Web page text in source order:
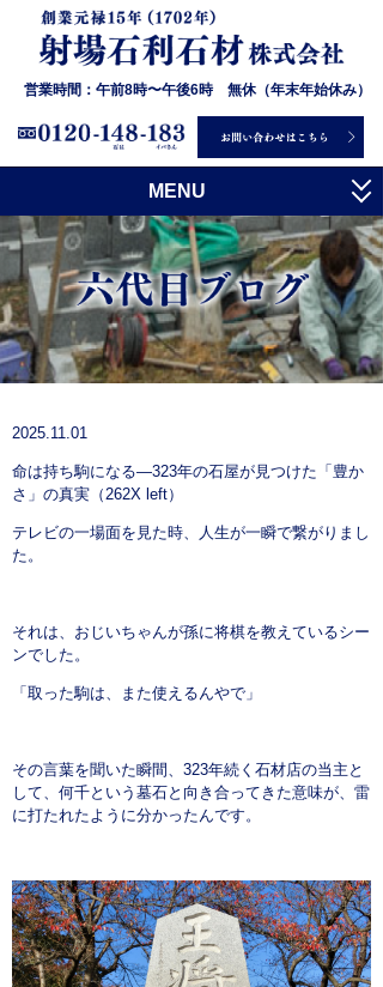
営業時間：午前8時〜午後6時 無休（年末年始休み）
MENU
トップ
射場石利石材について
お墓について
石について
施工事例
お客様の声
会社概要
お問い合わせ
2025.11.01
命は持ち駒になる―323年の石屋が見つけた「豊か
さ」の真実（262X left）
テレビの一場面を見た時、人生が一瞬で繋がりまし
た。
それは、おじいちゃんが孫に将棋を教えているシー
ンでした。
「取った駒は、また使えるんやで」
その言葉を聞いた瞬間、323年続く石材店の当主と
して、何千という墓石と向き合ってきた意味が、雷
に打たれたように分かったんです。